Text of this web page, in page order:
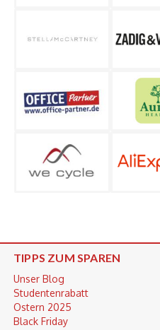
TIPPS ZUM SPAREN
Unser Blog
Studentenrabatt
Ostern 2025
Black Friday